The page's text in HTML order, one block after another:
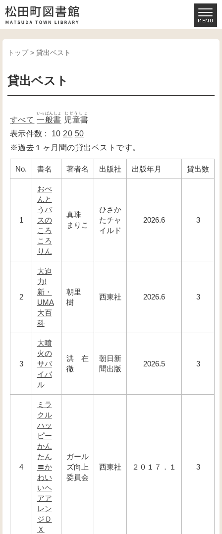
トップ > 貸出ベスト
貸出ベスト
すべて 一般書
いっぱんしょ
児童書
じどうしょ
10 20 50
※過去１ヶ月間の貸出ベストです。
No. 書名 著者名 出版社 出版年月 貸出数
1
おべ
んと
うバ
スの
ころ
ころ
りん
真珠
まりこ
ひさか
たチャ
イルド
2026.6 3
2
大迫
力!
新・
UMA
大百
科
朝里
樹
西東社 2026.6 3
3
大噴
火の
サバ
イバ
ル
洪 在
徹
朝日新
聞出版
2026.5 3
4
ミラ
クル
ハッ
ピー
かん
たん
〓か
わい
いヘ
アア
レン
ジＤ
Ｘ
ガール
ズ向上
委員会
西東社 ２０１７．１ 3